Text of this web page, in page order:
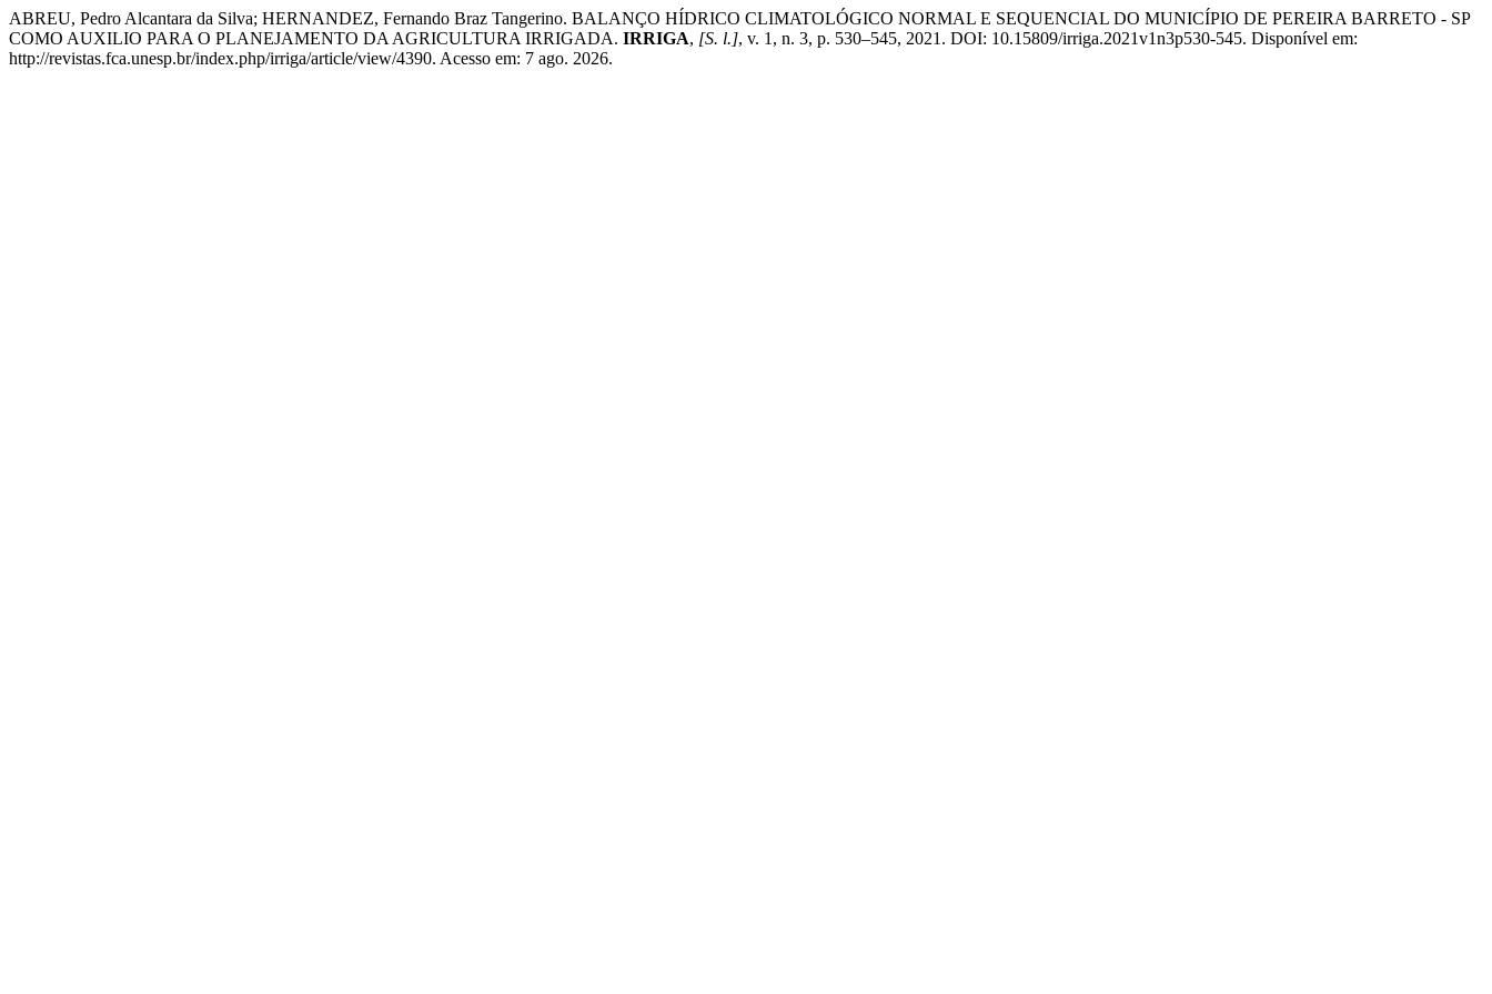
ABREU, Pedro Alcantara da Silva; HERNANDEZ, Fernando Braz Tangerino. BALANÇO HÍDRICO CLIMATOLÓGICO NORMAL E SEQUENCIAL DO MUNICÍPIO DE PEREIRA BARRETO - SP
COMO AUXILIO PARA O PLANEJAMENTO DA AGRICULTURA IRRIGADA. IRRIGA, [S. l.], v. 1, n. 3, p. 530–545, 2021. DOI: 10.15809/irriga.2021v1n3p530-545. Disponível em:
http://revistas.fca.unesp.br/index.php/irriga/article/view/4390. Acesso em: 7 ago. 2026.